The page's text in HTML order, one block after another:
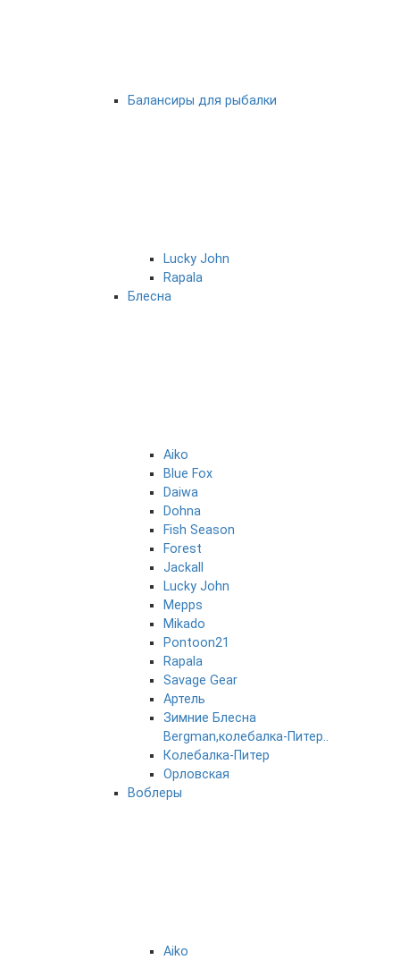
Балансиры для рыбалки
Lucky John
Rapala
Блесна
Aiko
Blue Fox
Daiwa
Dohna
Fish Season
Forest
Jackall
Lucky John
Mepps
Mikado
Pontoon21
Rapala
Savage Gear
Артель
Зимние Блесна
Bergman,колебалка-Питер..
Колебалка-Питер
Орловская
Воблеры
Aiko